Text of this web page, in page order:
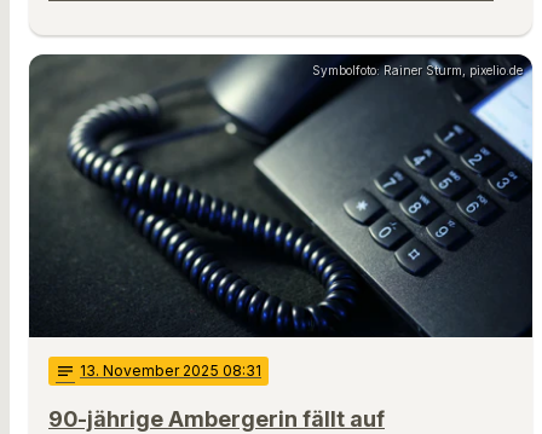
Symbolfoto: Rainer Sturm, pixelio.de
notes 13. November 2025 08:31
90-jährige Ambergerin fällt auf